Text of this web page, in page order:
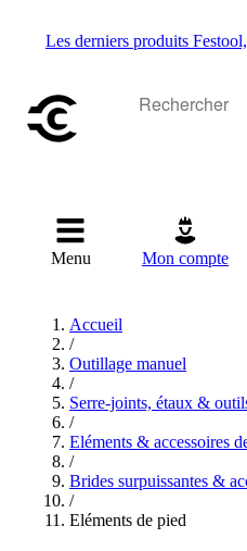
Les derniers produits
Menu Mon compte
Accueil
/
Outillage manuel
/
Serre-joints, étaux &
/
Eléments & accessoires
/
Brides surpuissantes &
/
Eléments de pied